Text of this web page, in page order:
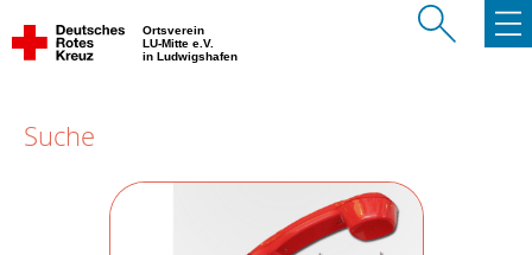
Ortsverein
LU-Mitte e.V.
in Ludwigshafen
Suche